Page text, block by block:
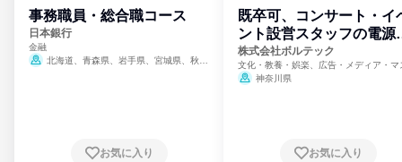
事務職員・総合職コース
日本銀行
金融
北海道、青森県、岩手県、宮城県、秋田
崎県、熊本県、大分県、宮崎県、鹿児島県、
お気に入り
既卒可、コンサート・イ
ント設営スタッフの電源
門
株式会社ボルテック
文化・教養・娯楽、広告・メディア・マ
ミ、電力・ガス・水道・エネルギー
神奈川県
お気に入り